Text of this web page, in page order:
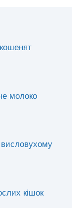
молоко
кішок